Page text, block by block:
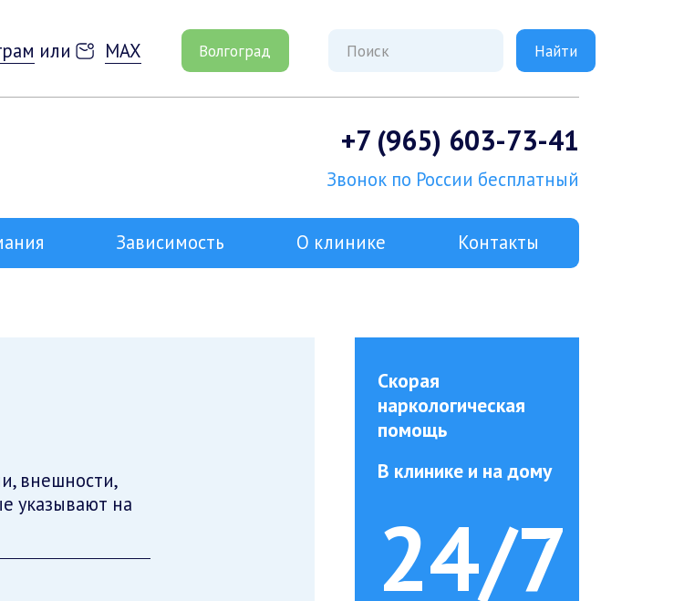
или MAX Волгоград
+7 (965) 603-73-41
Звонок по России бесплатный
Зависимость О клинике Контакты
внешности,
указывают на
Скорая
наркологическая
помощь
В клинике и на дому
24/7